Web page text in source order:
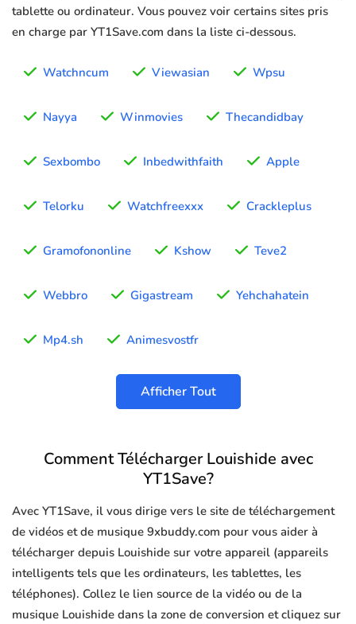
tablette ou ordinateur. Vous pouvez voir certains sites pris
en charge par YT1Save.com dans la liste ci-dessous.
Watchncum Viewasian Wpsu
Nayya Winmovies Thecandidbay
Sexbombo Inbedwithfaith Apple
Telorku Watchfreexxx Crackleplus
Gramofononline Kshow Teve2
Webbro Gigastream Yehchahatein
Mp4.sh Animesvostfr
Afficher Tout
Comment Télécharger Louishide avec
YT1Save?
Avec YT1Save, il vous dirige vers le site de téléchargement
de vidéos et de musique 9xbuddy.com pour vous aider à
télécharger depuis Louishide sur votre appareil (appareils
intelligents tels que les ordinateurs, les tablettes, les
téléphones). Collez le lien source de la vidéo ou de la
musique Louishide dans la zone de conversion et cliquez sur